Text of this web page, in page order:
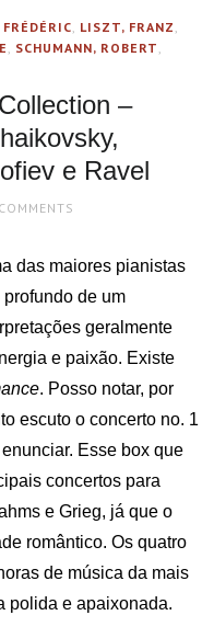
LISZT, FRANZ
SCHUMANN, ROBERT
–
e Ravel
das maiores pianistas
de um
geralmente
e paixão. Existe
. Posso notar, por
escuto o concerto no. 1
Esse box que
concertos para
e Grieg, já que o
romântico. Os quatro
de música da mais
polida e apaixonada.